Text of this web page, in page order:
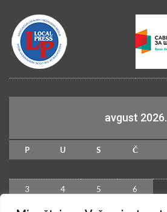
avgust 2026.
P U S Č
3 4 5 6
10 11 12 13